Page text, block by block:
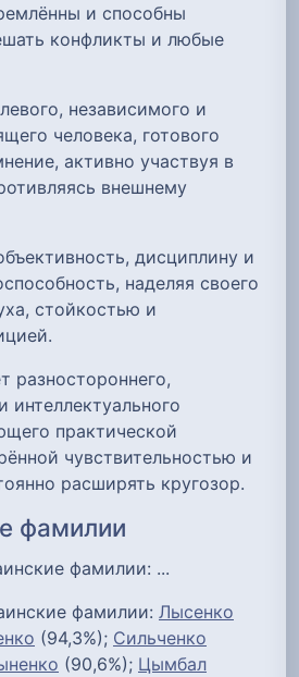
и способны
конфликты и любые
независимого и
человека, готового
активно участвуя в
внешнему
дисциплину и
наделяя своего
стойкостью и
разностороннего,
интеллектуального
практической
чувствительностью и
расширять кругозор.
фамилии
фамилии: ...
фамилии: Лысенко
(94,3%); Сильченко
(90,6%); Цымбал